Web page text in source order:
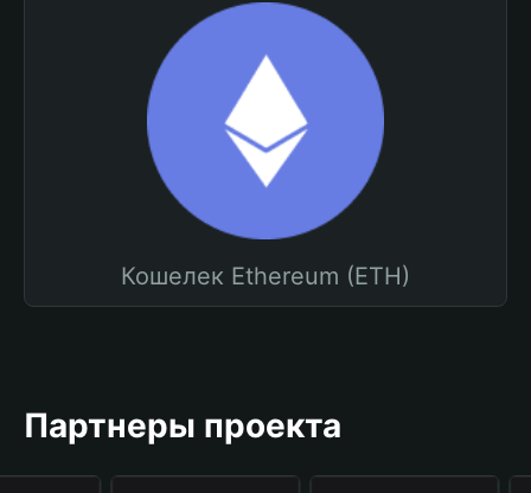
Кошелек Ethereum (ETH)
Партнеры проекта